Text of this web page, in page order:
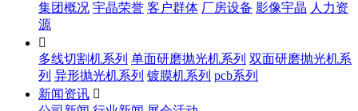
集团概况 宇晶荣誉 客户群体 厂房设备 影像宇晶 人力资
源

多线切割机系列 单面研磨抛光机系列 双面研磨抛光机系
列 异形抛光机系列 镀膜机系列 pcb系列
新闻资讯 